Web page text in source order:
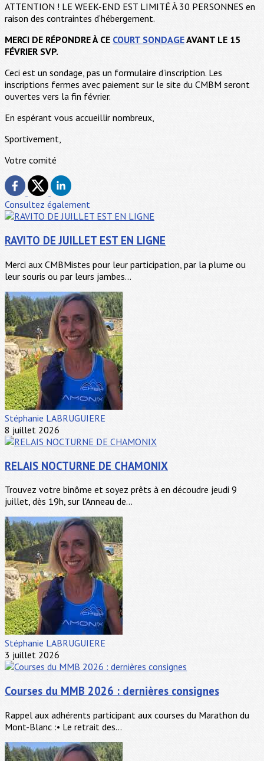
ATTENTION ! LE WEEK-END EST LIMITÉ À 30 PERSONNES en
raison des contraintes d’hébergement.
MERCI DE RÉPONDRE À CE COURT SONDAGEAVANT LE 15
FÉVRIER SVP.
Ceci est un sondage, pas un formulaire d’inscription. Les
inscriptions fermes avec paiement sur le site du CMBM seront
ouvertes vers la fin février.
En espérant vous accueillir nombreux,
Sportivement,
Votre comité
Consultez également
RAVITO DE JUILLET EST EN LIGNE
Merci aux CMBMistes pour leur participation, par la plume ou
leur souris ou par leurs jambes...
Stéphanie LABRUGUIERE
8 juillet 2026
RELAIS NOCTURNE DE CHAMONIX
Trouvez votre binôme et soyez prêts à en découdre jeudi 9
juillet, dès 19h, sur l'Anneau de...
Stéphanie LABRUGUIERE
3 juillet 2026
Courses du MMB 2026 : dernières consignes
Rappel aux adhérents participant aux courses du Marathon du
Mont-Blanc :• Le retrait des...